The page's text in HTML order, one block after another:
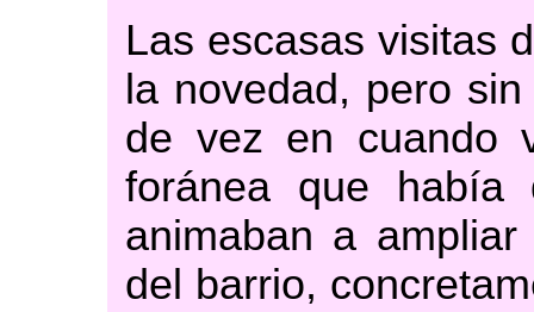
Las escasas visitas
la novedad, pero
de vez en cuando
foránea que
animaban a
del barrio,